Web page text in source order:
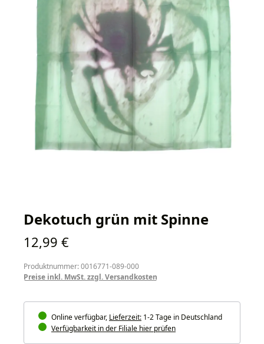
Dekotuch grün mit Spinne
Regulärer Preis:
12,99 €
Produktnummer: 0016771-089-000
Preise inkl. MwSt. zzgl. Versandkosten
Online verfügbar, Lieferzeit: 1-2 Tage in Deutschland
Verfügbarkeit in der Filiale hier prüfen